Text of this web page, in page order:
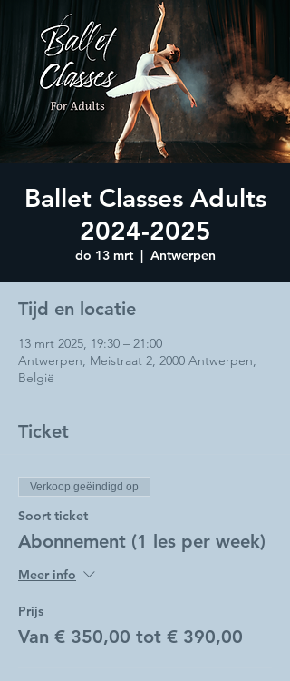
Ballet Classes Adults
2024-2025
do 13 mrt
  |
Antwerpen
Tijd en locatie
13 mrt 2025, 19:30 – 21:00
Antwerpen, Meistraat 2, 2000 Antwerpen,
België
Ticket
Verkoop geëindigd op
Soort ticket
Abonnement (1 les per week)
Meer info
Prijs
Van € 350,00 tot € 390,00